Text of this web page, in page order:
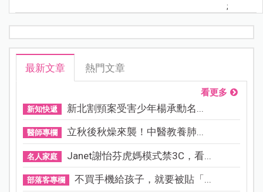
;
最新文章 熱門文章
看更多
新知快遞 新北割頸案受害少年楊承勳名...
醫師專欄 立秋後秋燥來襲！中醫教養肺...
名人家庭 Janet謝怡芬虎媽模式禁3C，看...
部落客專欄 不買手機給孩子，就要被貼「...